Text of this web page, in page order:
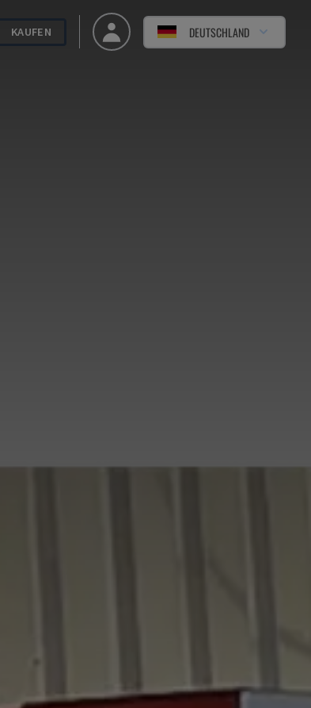
KAUFEN DEUTSCHLAND